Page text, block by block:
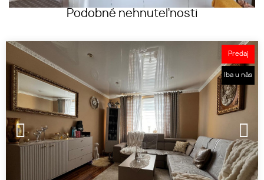
Podobné nehnuteľnosti
Predaj
Iba u nás